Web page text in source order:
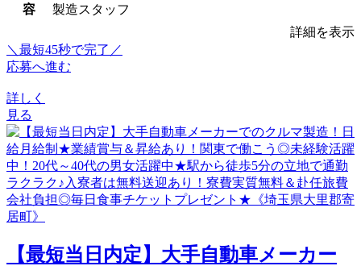
容
製造スタッフ
詳細を表示
＼最短45秒で完了／
応募へ進む
詳しく
見る
【最短当日内定】大手自動車メーカー